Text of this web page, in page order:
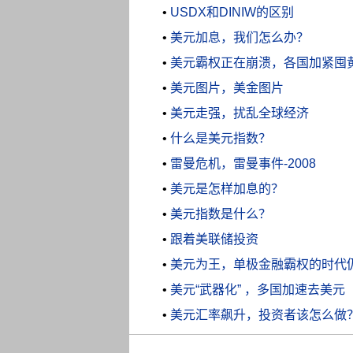
• USDX和DINIW的区别
• 美元加息，我们怎么办？
• 美元霸权正在崩溃，各国加紧囤
• 美元图片，美金图片
• 美元走强，扰乱全球经济
• 什么是美元指数？
• 雷曼危机，雷曼事件-2008
• 美元是怎样加息的？
• 美元指数是什么？
• 跟着美联储投资
• 美元为王，单极金融霸权的时代
• 美元“武器化” ，多国加速去美元
• 美元汇率飙升，投资者该怎么做？